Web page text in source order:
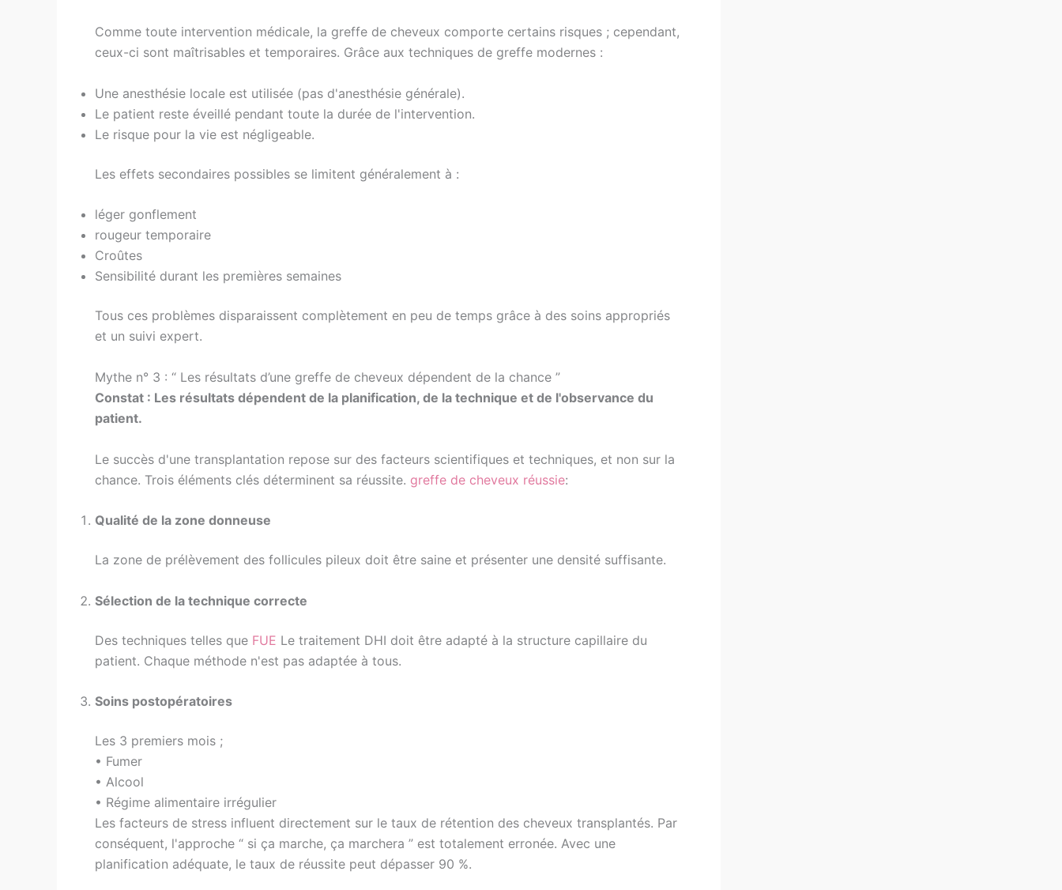
Comme toute intervention médicale, la greffe de cheveux comporte certains risques ; cependant,
ceux-ci sont maîtrisables et temporaires. Grâce aux techniques de greffe modernes :
Une anesthésie locale est utilisée (pas d'anesthésie générale).
Le patient reste éveillé pendant toute la durée de l'intervention.
Le risque pour la vie est négligeable.
Les effets secondaires possibles se limitent généralement à :
léger gonflement
rougeur temporaire
Croûtes
Sensibilité durant les premières semaines
Tous ces problèmes disparaissent complètement en peu de temps grâce à des soins appropriés
et un suivi expert.
Mythe n° 3 : “ Les résultats d’une greffe de cheveux dépendent de la chance ”
Constat : Les résultats dépendent de la planification, de la technique et de l'observance du
patient.
Le succès d'une transplantation repose sur des facteurs scientifiques et techniques, et non sur la
chance. Trois éléments clés déterminent sa réussite. greffe de cheveux réussie:
Qualité de la zone donneuse
La zone de prélèvement des follicules pileux doit être saine et présenter une densité suffisante.
Sélection de la technique correcte
Des techniques telles que FUE Le traitement DHI doit être adapté à la structure capillaire du
patient. Chaque méthode n'est pas adaptée à tous.
Soins postopératoires
Les 3 premiers mois ;
• Fumer
• Alcool
• Régime alimentaire irrégulier
Les facteurs de stress influent directement sur le taux de rétention des cheveux transplantés. Par
conséquent, l'approche “ si ça marche, ça marchera ” est totalement erronée. Avec une
planification adéquate, le taux de réussite peut dépasser 90 %.